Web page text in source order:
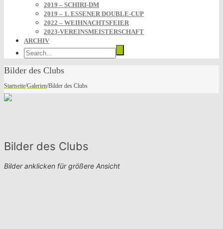
2019 – SCHIRI-DM
2019 – 1. ESSENER DOUBLE-CUP
2022 – WEIHNACHTSFEIER
2023-VEREINSMEISTERSCHAFT
ARCHIV
Bilder des Clubs
Startseite/Galerien/Bilder des Clubs
Bilder des Clubs
Bilder anklicken für größere Ansicht